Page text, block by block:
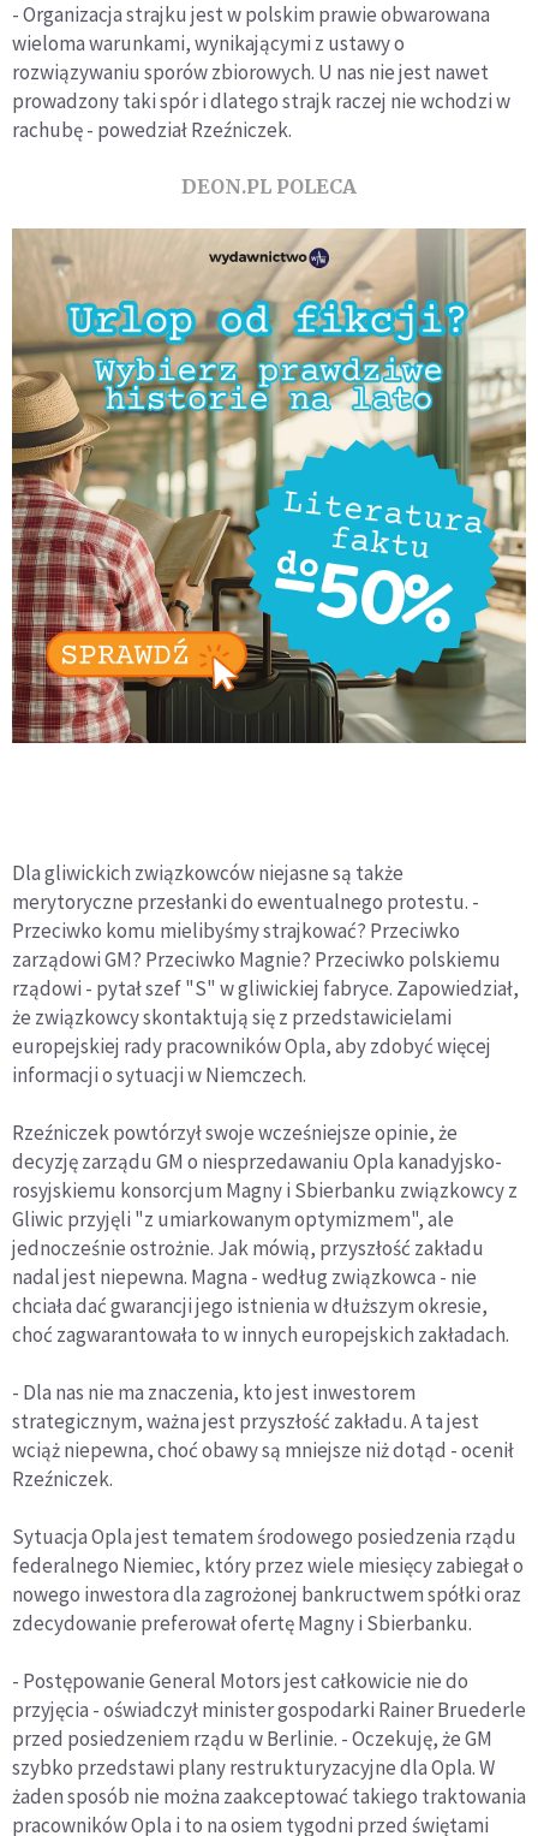
- Organizacja strajku jest w polskim prawie obwarowana
wieloma warunkami, wynikającymi z ustawy o
rozwiązywaniu sporów zbiorowych. U nas nie jest nawet
prowadzony taki spór i dlatego strajk raczej nie wchodzi w
rachubę - powedział Rzeźniczek.
DEON.PL POLECA
Dla gliwickich związkowców niejasne są także
merytoryczne przesłanki do ewentualnego protestu. -
Przeciwko komu mielibyśmy strajkować? Przeciwko
zarządowi GM? Przeciwko Magnie? Przeciwko polskiemu
rządowi - pytał szef "S" w gliwickiej fabryce. Zapowiedział,
że związkowcy skontaktują się z przedstawicielami
europejskiej rady pracowników Opla, aby zdobyć więcej
informacji o sytuacji w Niemczech.
Rzeźniczek powtórzył swoje wcześniejsze opinie, że
decyzję zarządu GM o niesprzedawaniu Opla kanadyjsko-
rosyjskiemu konsorcjum Magny i Sbierbanku związkowcy z
Gliwic przyjęli "z umiarkowanym optymizmem", ale
jednocześnie ostrożnie. Jak mówią, przyszłość zakładu
nadal jest niepewna. Magna - według związkowca - nie
chciała dać gwarancji jego istnienia w dłuższym okresie,
choć zagwarantowała to w innych europejskich zakładach.
- Dla nas nie ma znaczenia, kto jest inwestorem
strategicznym, ważna jest przyszłość zakładu. A ta jest
wciąż niepewna, choć obawy są mniejsze niż dotąd - ocenił
Rzeźniczek.
Sytuacja Opla jest tematem środowego posiedzenia rządu
federalnego Niemiec, który przez wiele miesięcy zabiegał o
nowego inwestora dla zagrożonej bankructwem spółki oraz
zdecydowanie preferował ofertę Magny i Sbierbanku.
- Postępowanie General Motors jest całkowicie nie do
przyjęcia - oświadczył minister gospodarki Rainer Bruederle
przed posiedzeniem rządu w Berlinie. - Oczekuję, że GM
szybko przedstawi plany restrukturyzacyjne dla Opla. W
żaden sposób nie można zaakceptować takiego traktowania
pracowników Opla i to na osiem tygodni przed świętami